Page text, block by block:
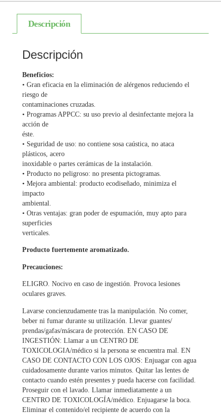
Descripción
Descripción
Beneficios:
• Gran eficacia en la eliminación de alérgenos reduciendo el
riesgo de
contaminaciones cruzadas.
• Programas APPCC: su uso previo al desinfectante mejora la
acción de
éste.
• Seguridad de uso: no contiene sosa caústica, no ataca
plásticos, acero
inoxidable o partes cerámicas de la instalación.
• Producto no peligroso: no presenta pictogramas.
• Mejora ambiental: producto ecodiseñado, minimiza el
impacto
ambiental.
• Otras ventajas: gran poder de espumación, muy apto para
superficies
verticales.
Producto fuertemente aromatizado.
Precauciones:
ELIGRO. Nocivo en caso de ingestión. Provoca lesiones
oculares graves.
Lavarse concienzudamente tras la manipulación. No comer,
beber ni fumar durante su utilización. Llevar guantes/
prendas/gafas/máscara de protección. EN CASO DE
INGESTIÓN: Llamar a un CENTRO DE
TOXICOLOGIA/médico si la persona se encuentra mal. EN
CASO DE CONTACTO CON LOS OJOS: Enjuagar con agua
cuidadosamente durante varios minutos. Quitar las lentes de
contacto cuando estén presentes y pueda hacerse con facilidad.
Proseguir con el lavado. Llamar inmediatamente a un
CENTRO DE TOXICOLOGÍA/médico. Enjuagarse la boca.
Eliminar el contenido/el recipiente de acuerdo con la